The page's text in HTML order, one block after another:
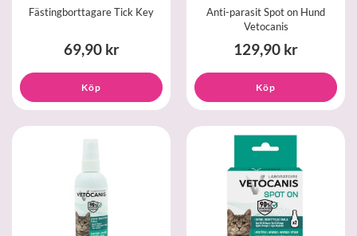
Fästingborttagare Tick Key
69,90 kr
Köp
Anti-parasit Spot on Hund
Vetocanis
129,90 kr
Köp